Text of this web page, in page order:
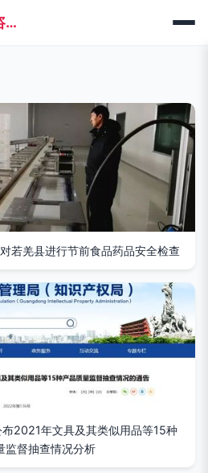
深圳市欢乐联合投资咨询管理有限公司
若羌县进行节前食品药品安全检查
2021年文具及其类似用品等15种
监督抽查情况分析